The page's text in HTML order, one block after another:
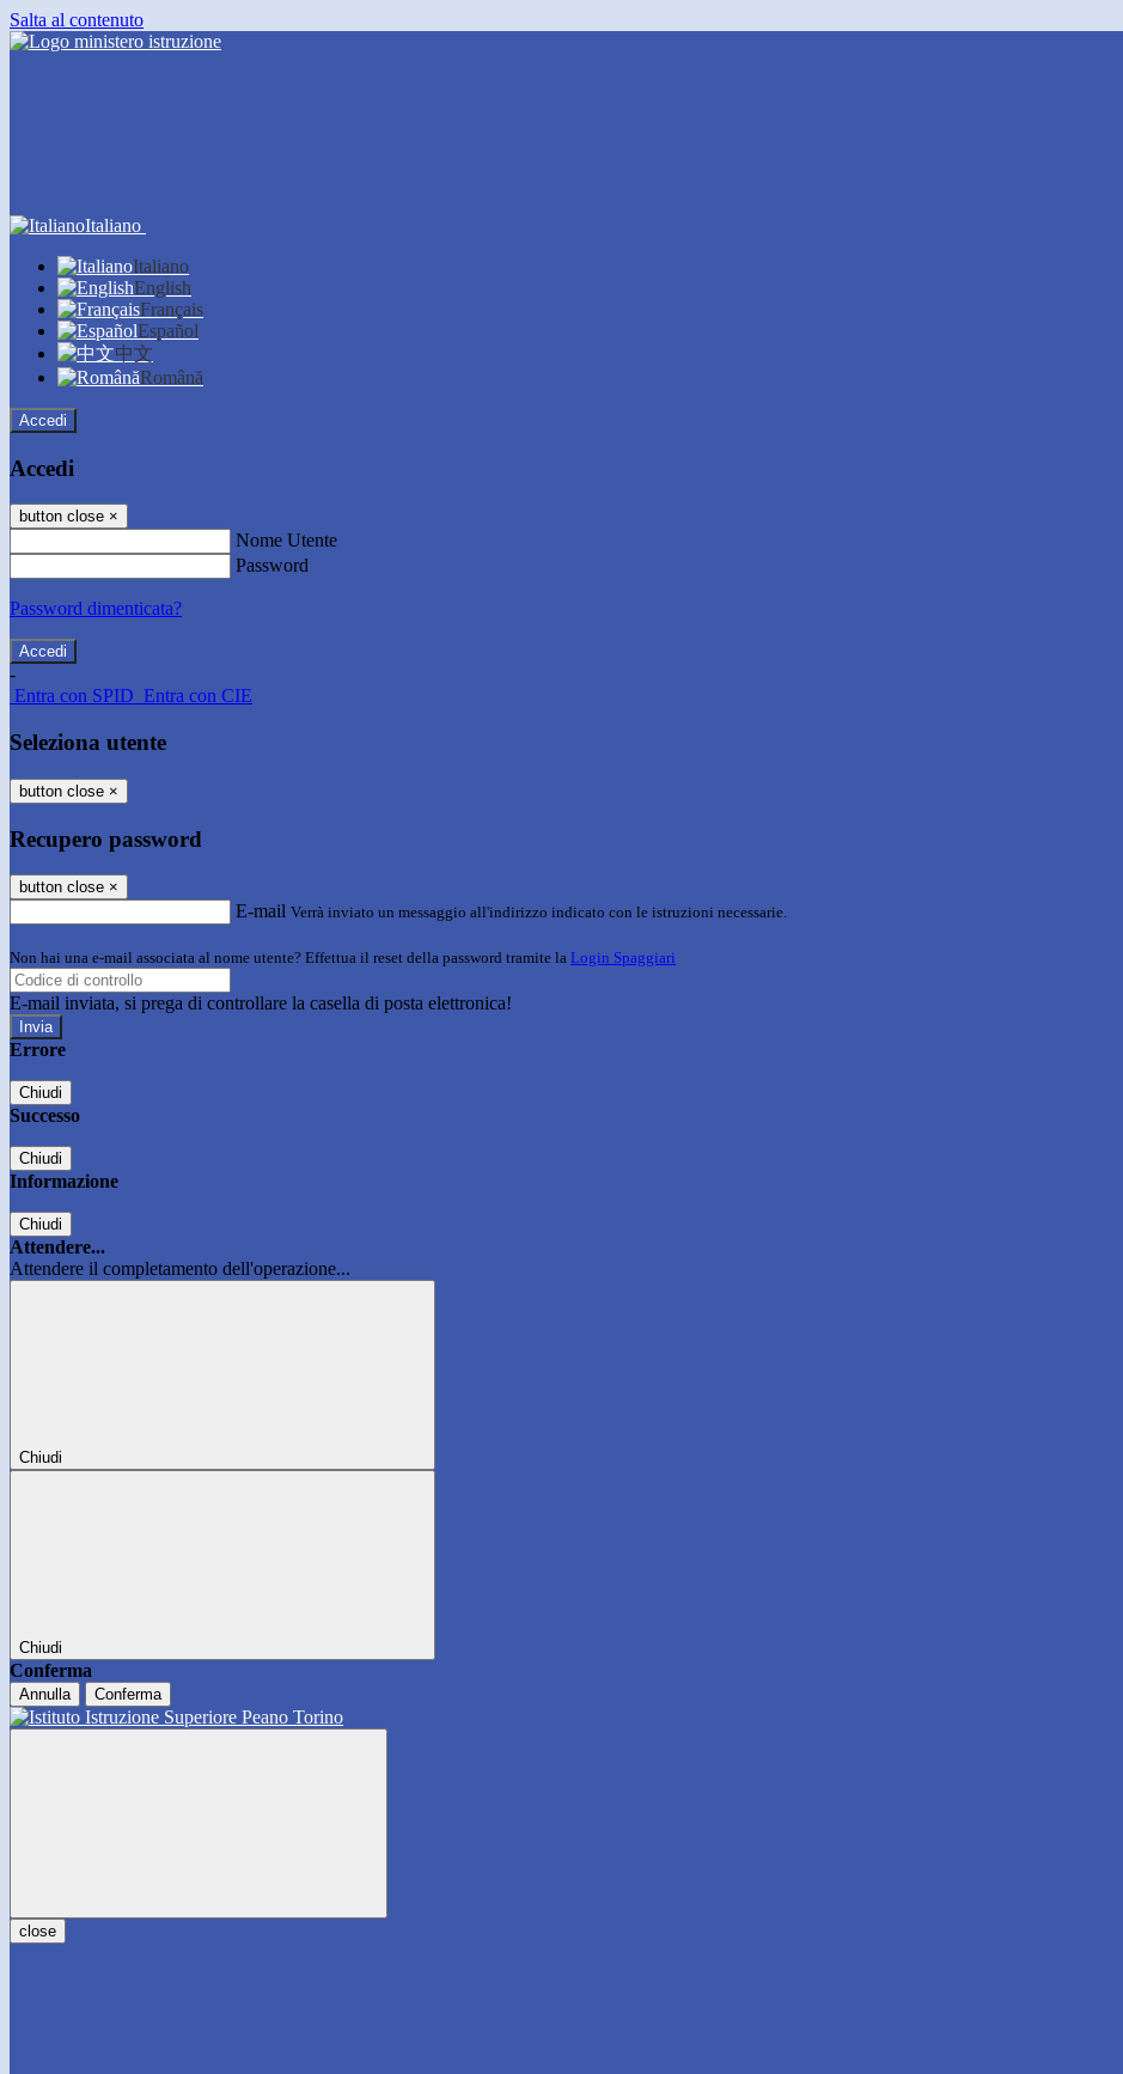
Salta al contenuto
Italiano
Italiano
English
Français
Español
中文
Română
Accedi
Accedi
button close ×
Nome Utente
Password
Password dimenticata?
-
Entra con SPID Entra con CIE
Seleziona utente
button close ×
Recupero password
button close ×
E-mail Verrà inviato un messaggio all'indirizzo indicato con le istruzioni necessarie.
Non hai una e-mail associata al nome utente? Effettua il reset della password tramite la Login Spaggiari
E-mail inviata, si prega di controllare la casella di posta elettronica!
Errore
Chiudi
Successo
Chiudi
Informazione
Chiudi
Attendere...
Attendere il completamento dell'operazione...
Chiudi
Chiudi
Conferma
Annulla Conferma
close